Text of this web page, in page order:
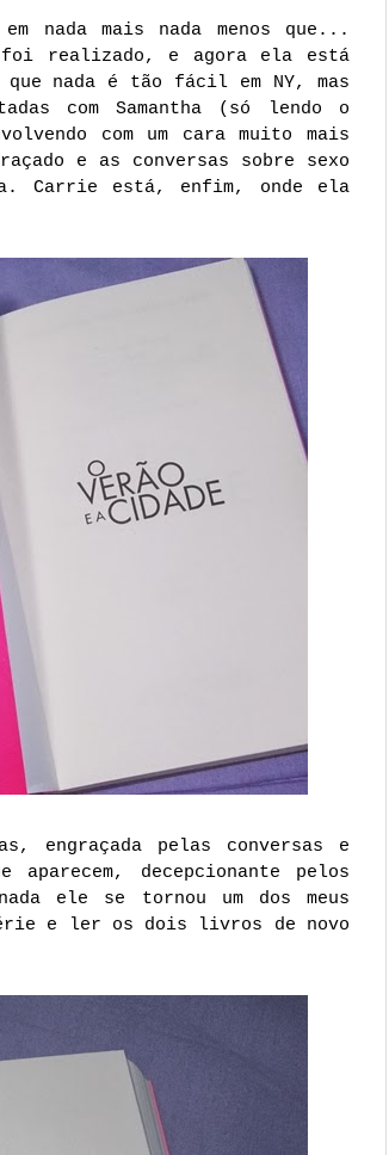
nada mais nada menos que...
foi realizado, e agora ela está
nada é tão fácil em NY, mas
com Samantha (só lendo o
com um cara muito mais
e as conversas sobre sexo
Carrie está, enfim, onde ela
engraçada pelas conversas e
aparecem, decepcionante pelos
ele se tornou um dos meus
e ler os dois livros de novo